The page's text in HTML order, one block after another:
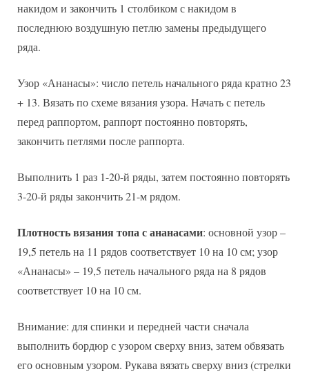
накидом и закончить 1 столбиком с накидом в
последнюю воздушную петлю замены предыдущего
ряда.
Узор «Ананасы»: число петель начального ряда кратно 23
+ 13. Вязать по схеме вязания узора. Начать с петель
перед раппортом, раппорт постоянно повторять,
закончить петлями после раппорта.
Выполнить 1 раз 1-20-й ряды, затем постоянно повторять
3-20-й ряды закончить 21-м рядом.
Плотность вязания топа с ананасами: основной узор –
19,5 петель на 11 рядов соответствует 10 на 10 см; узор
«Ананасы» – 19,5 петель начального ряда на 8 рядов
соответствует 10 на 10 см.
Внимание: для спинки и передней части сначала
выполнить бордюр с узором сверху вниз, затем обвязать
его основным узором. Рукава вязать сверху вниз (стрелки